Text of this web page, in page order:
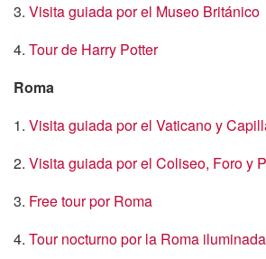
3. Visita guiada por el Museo Británico
4. Tour de Harry Potter
Roma
1. Visita guiada por el Vaticano y
2. Visita guiada por el Coliseo, Foro y
3. Free tour por Roma
4. Tour nocturno por la Roma iluminada